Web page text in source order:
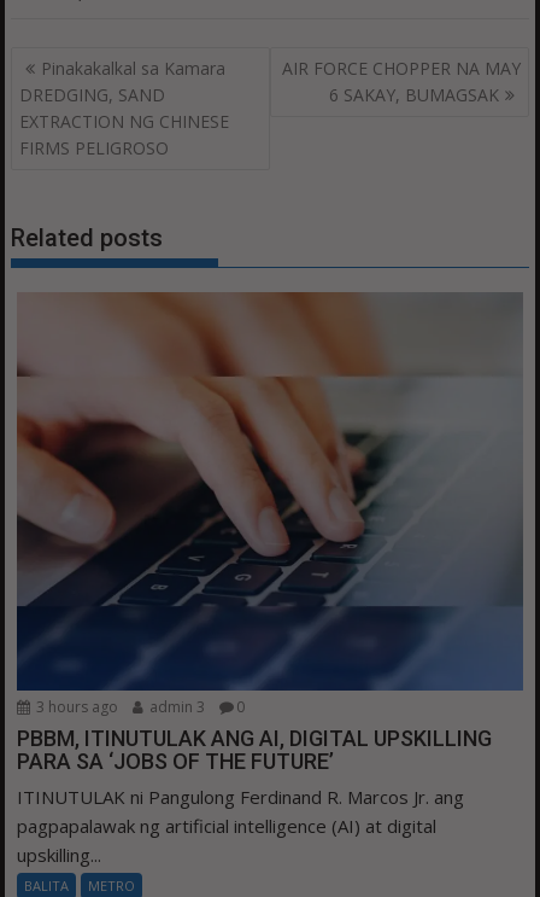
Post
navigation
Pinakakalkal sa Kamara
DREDGING, SAND
EXTRACTION NG CHINESE
FIRMS PELIGROSO
AIR FORCE CHOPPER NA MAY
6 SAKAY, BUMAGSAK
Related posts
3 hours ago admin 3 0
PBBM, ITINUTULAK ANG AI, DIGITAL UPSKILLING
PARA SA ‘JOBS OF THE FUTURE’
ITINUTULAK ni Pangulong Ferdinand R. Marcos Jr. ang
pagpapalawak ng artificial intelligence (AI) at digital
upskilling...
BALITA METRO